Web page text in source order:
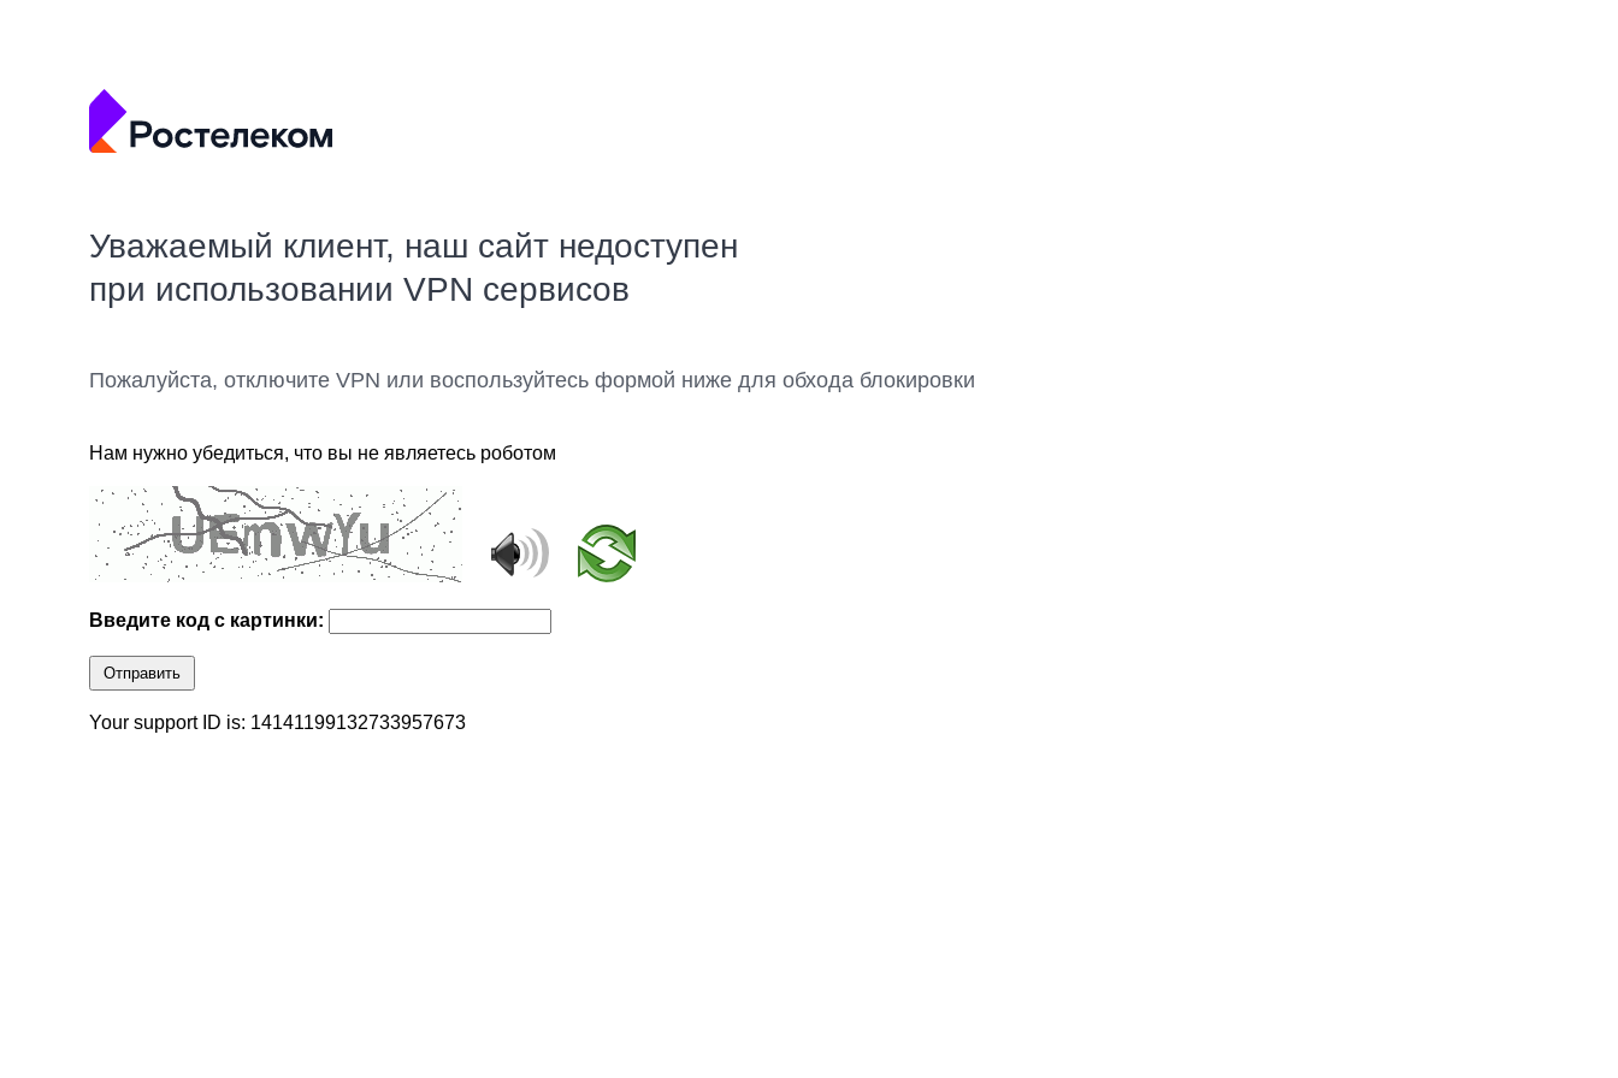
Уважаемый клиент, наш сайт недоступен
при использовании VPN сервисов
Пожалуйста, отключите VPN или воспользуйтесь формой ниже для обхода блокировки
Нам нужно убедиться, что вы не являетесь роботом
Введите код с картинки:
Отправить
Your support ID is: 14141199132733957673